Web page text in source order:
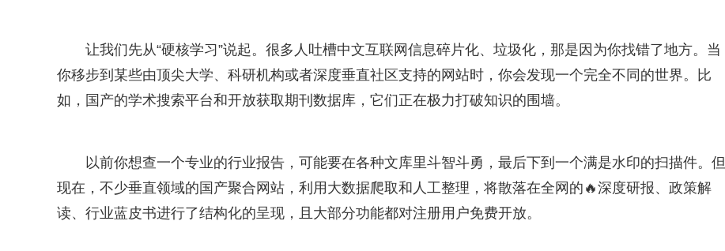
让我们先从“硬核学习”说起。很多人吐槽中文互联网信息碎片化、垃圾化，那是因为你找错了地方。当
你移步到某些由顶尖大学、科研机构或者深度垂直社区支持的网站时，你会发现一个完全不同的世界。比
如，国产的学术搜索平台和开放获取期刊数据库，它们正在极力打破知识的围墙。
以前你想查一个专业的行业报告，可能要在各种文库里斗智斗勇，最后下到一个满是水印的扫描件。但
现在，不少垂直领域的国产聚合网站，利用大数据爬取和人工整理，将散落在全网的🔥深度研报、政策解
读、行业蓝皮书进行了结构化的呈现，且大部分功能都对注册用户免费开放。